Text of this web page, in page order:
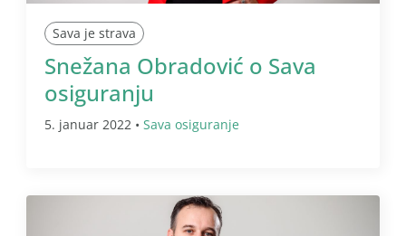
Sava je strava
Snežana Obradović o Sava
osiguranju
5. januar 2022 • Sava osiguranje